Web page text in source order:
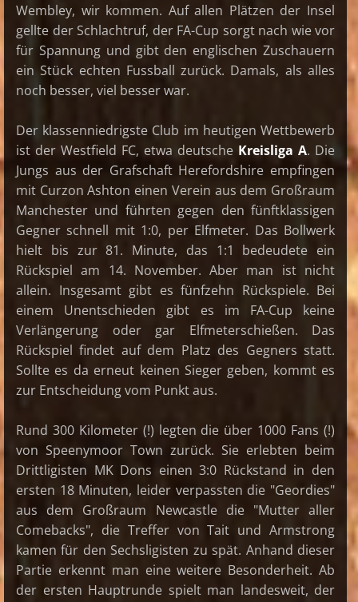
Wembley, wir kommen. Auf allen Plätzen der Insel
gellte der Schlachtruf, der FA-Cup sorgt nach wie vor
für Spannung und gibt den englischen Zuschauern
ein Stück echten Fussball zurück. Damals, als alles
noch besser, viel besser war.
Der klassenniedrigste Club im heutigen Wettbewerb
ist der Westfield FC, etwa deutsche Kreisliga A. Die
Jungs aus der Grafschaft Herefordshire empfingen
mit Curzon Ashton einen Verein aus dem Großraum
Manchester und führten gegen den fünftklassigen
Gegner schnell mit 1:0, per Elfmeter. Das Bollwerk
hielt bis zur 81. Minute, das 1:1 bedeudete ein
Rückspiel am 14. November. Aber man ist nicht
allein. Insgesamt gibt es fünfzehn Rückspiele. Bei
einem Unentschieden gibt es im FA-Cup keine
Verlängerung oder gar Elfmeterschießen. Das
Rückspiel findet auf dem Platz des Gegners statt.
Sollte es da erneut keinen Sieger geben, kommt es
zur Entscheidung vom Punkt aus.
Rund 300 Kilometer (!) legten die über 1000 Fans (!)
von Speenymoor Town zurück. Sie erlebten beim
Drittligisten MK Dons einen 3:0 Rückstand in den
ersten 18 Minuten, leider verpassten die "Geordies"
aus dem Großraum Newcastle die "Mutter aller
Comebacks", die Treffer von Tait und Armstrong
kamen für den Sechsligisten zu spät. Anhand dieser
Partie erkennt man eine weitere Besonderheit. Ab
der ersten Hauptrunde spielt man landesweit, der